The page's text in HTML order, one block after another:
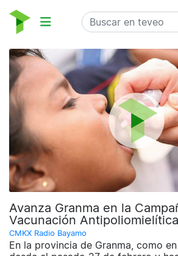
Avanza Granma en la
Vacunación
CMKX Radio Bayamo
En la provincia de Granma, como